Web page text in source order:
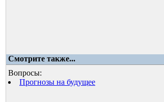
Смотрите также...
Вопросы:
Прогнозы на будущее